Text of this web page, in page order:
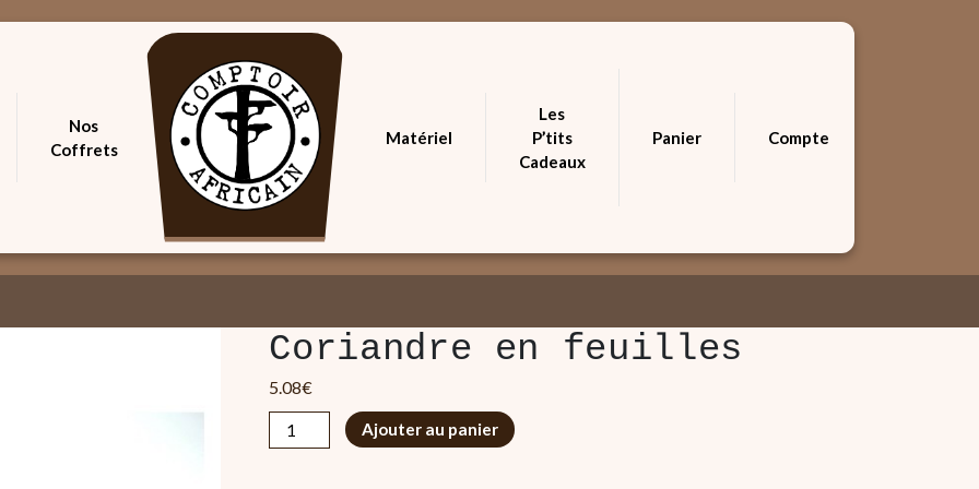
Nos
Coffrets
Matériel
Les
P’tits
Cadeaux
Panier Compte
Coriandre en feuilles
5.08€
quantité
de
Ajouter au panier